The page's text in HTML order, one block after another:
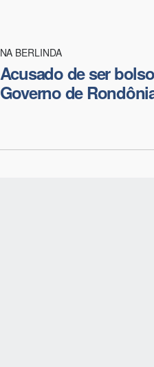
NA BERLINDA
Acusado de ser
Governo de